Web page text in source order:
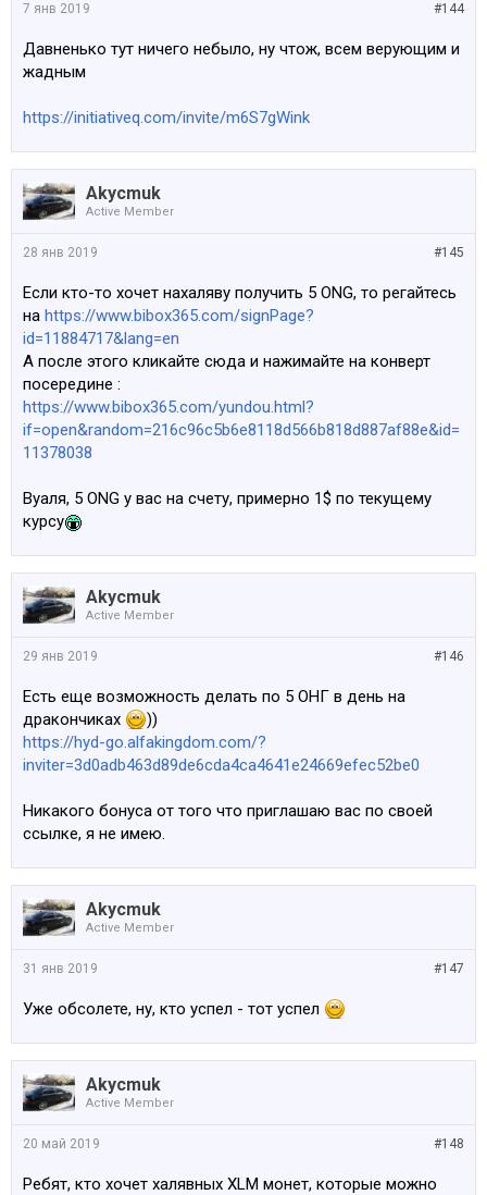
#144
7 янв 2019
Давненько тут ничего небыло, ну чтож, всем верующим и
жадным
https://initiativeq.com/invite/m6S7gWink
Akycmuk
Active Member
#145
28 янв 2019
Если кто-то хочет нахаляву получить 5 ONG, то регайтесь
на https://www.bibox365.com/signPage?
id=11884717&lang=en
А после этого кликайте сюда и нажимайте на конверт
посередине :
https://www.bibox365.com/yundou.html?
if=open&random=216c96c5b6e8118d566b818d887af88e&id=
11378038
Вуаля, 5 ONG у вас на счету, примерно 1$ по текущему
курсу
Akycmuk
Active Member
#146
29 янв 2019
Есть еще возможность делать по 5 ОНГ в день на
дракончиках
))
https://hyd-go.alfakingdom.com/?
inviter=3d0adb463d89de6cda4ca4641e24669efec52be0
Никакого бонуса от того что приглашаю вас по своей
ссылке, я не имею.
Akycmuk
Active Member
#147
31 янв 2019
Уже обсолете, ну, кто успел - тот успел
Akycmuk
Active Member
#148
20 май 2019
Ребят, кто хочет халявных XLM монет, которые можно